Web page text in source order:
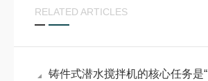
RELATED ARTICLES
铸件式潜水搅拌机的核心任务是“搅动水流”